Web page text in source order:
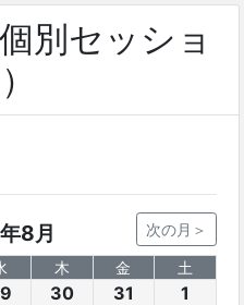
別セッショ
8月 次の月＞
木 金 土
30 31 1